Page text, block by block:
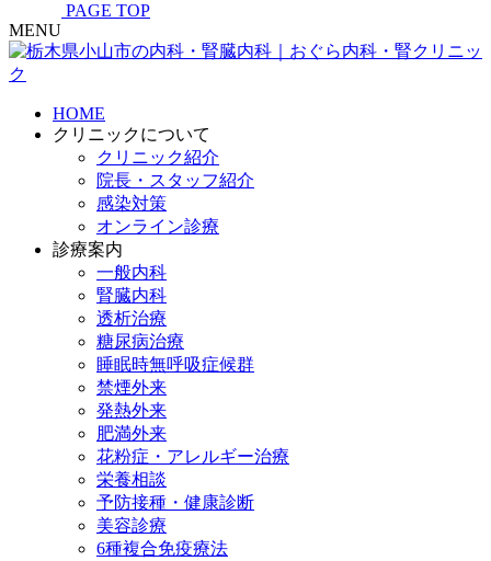
PAGE TOP
MENU
HOME
クリニックについて
クリニック紹介
院長・スタッフ紹介
感染対策
オンライン診療
診療案内
一般内科
腎臓内科
透析治療
糖尿病治療
睡眠時無呼吸症候群
禁煙外来
発熱外来
肥満外来
花粉症・アレルギー治療
栄養相談
予防接種・健康診断
美容診療
6種複合免疫療法